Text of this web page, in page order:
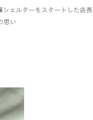
シェルターをスタートした店長
思い